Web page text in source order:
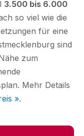
3.500 bis 6.000
so viel wie die
für eine
sind
zum
Mehr Details
».